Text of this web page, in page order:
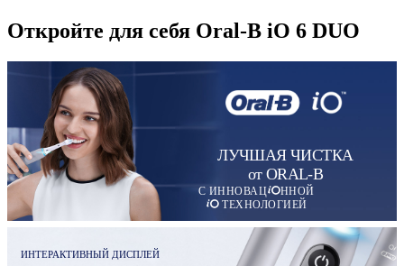
Откройте для себя Oral-B iO 6 DUO
ЛУЧШАЯ ЧИСТКА
от ORAL-B
С ИННОВАЦ
ННОЙ
ТЕХНОЛОГИЕЙ
ИНТЕРАКТИВНЫЙ ДИСПЛЕЙ